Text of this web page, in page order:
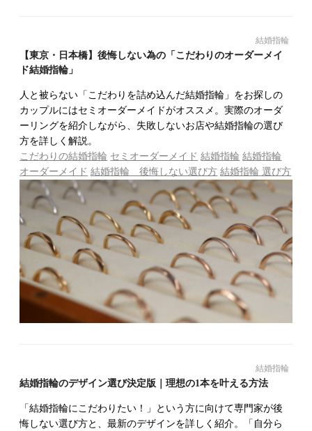
結婚指輪
【東京・日本橋】後悔しない為の「こだわりのオーダーメイ
ド結婚指輪」
人と被らない「こだわりを詰め込んだ結婚指輪」をお探しの
カップルにはセミオーダーメイドがオススメ。実際のオーダ
ーリングを紹介しながら、失敗しないお店や結婚指輪の選び
方を詳しく解説。
こだわりの結婚指輪 セミオーダーメイド 結婚指輪 結婚指輪
オーダーメイド 結婚指輪 後悔しない選び方 結婚指輪 選び方
結婚指輪
結婚指輪のデザイン選び決定版｜理想の1本を叶える方法
「結婚指輪にこだわりたい！」という方に向けて専門家が後
悔しない選び方と、最新のデザインを詳しく紹介。「自分ら